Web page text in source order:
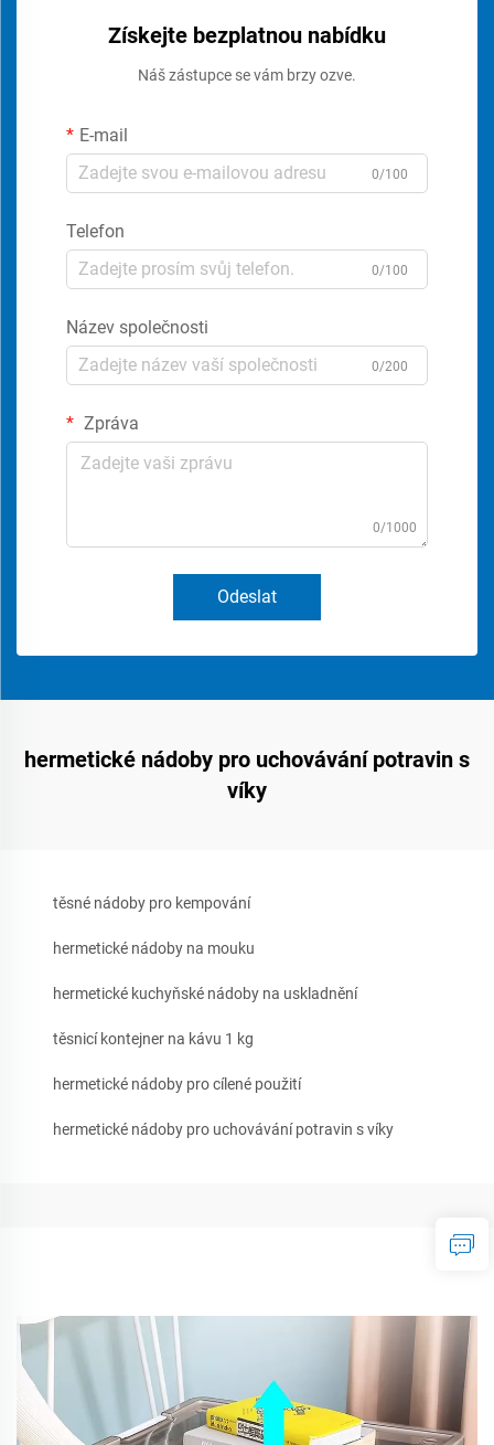
Získejte bezplatnou nabídku
Náš zástupce se vám brzy ozve.
E-mail
0/100
Telefon
0/100
Název společnosti
0/200
Zpráva
0/1000
Odeslat
hermetické nádoby pro uchovávání potravin s
víky
těsné nádoby pro kempování
hermetické nádoby na mouku
hermetické kuchyňské nádoby na uskladnění
těsnicí kontejner na kávu 1 kg
hermetické nádoby pro cílené použití
hermetické nádoby pro uchovávání potravin s víky